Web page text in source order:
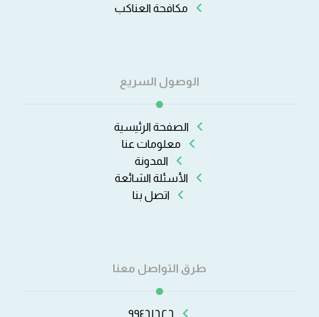
مكافحة العناكب
الوصول السريع
الصفحة الرئيسية
معلومات عنا
المدونة
الأسئلة الشائعة
اتصل بنا
طرق التواصل معنا
٩٩٤٦١٦٢٦